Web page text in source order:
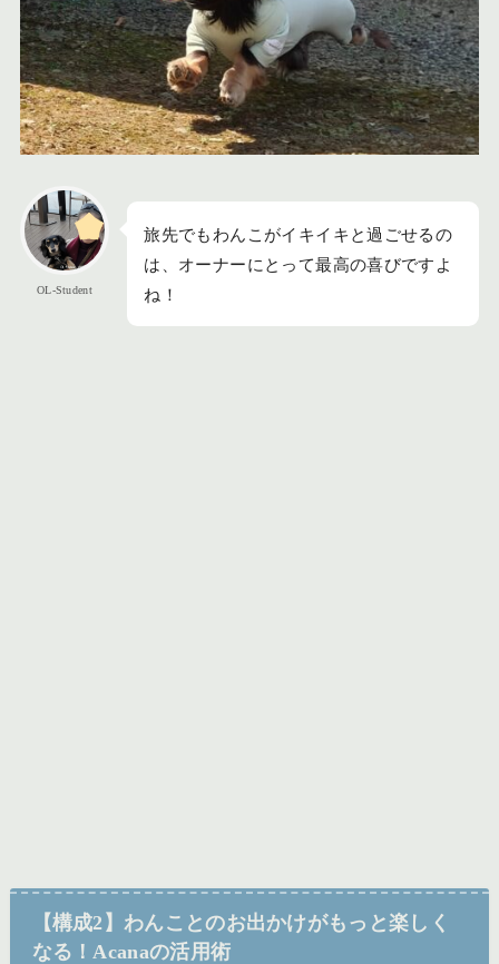
OL-Student
旅先でもわんこがイキイキと過ごせるの
は、オーナーにとって最高の喜びですよ
ね！
【構成2】わんことのお出かけがもっと楽しく
なる！Acanaの活用術